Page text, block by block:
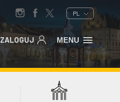
PL
ZALOGUJ MENU